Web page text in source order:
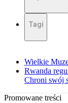
Tagi
Wielkie
Rwanda
Chroni swój
Promowane treści